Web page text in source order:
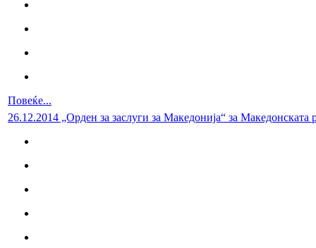
Повеќе...
26.12.2014 „Орден за заслуги за Македонија“ за Македонската